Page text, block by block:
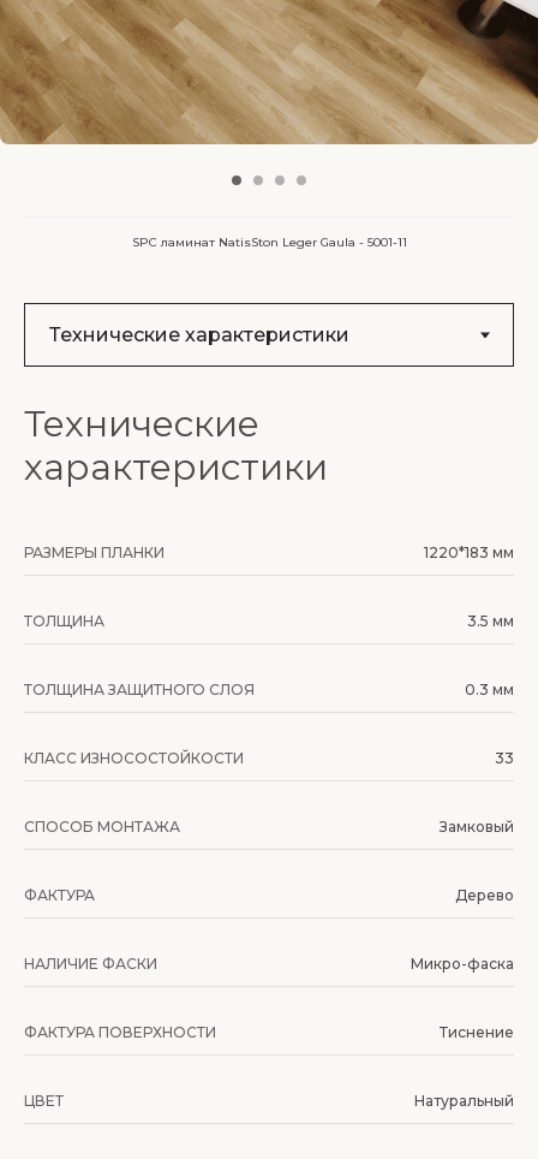
SPC ламинат NatisSton Leger Gaula - 5001-11
Технические
характеристики
РАЗМЕРЫ ПЛАНКИ 1220*183 мм
ТОЛЩИНА 3.5 мм
ТОЛЩИНА ЗАЩИТНОГО СЛОЯ 0.3 мм
КЛАСС ИЗНОСОСТОЙКОСТИ 33
СПОСОБ МОНТАЖА Замковый
ФАКТУРА Дерево
НАЛИЧИЕ ФАСКИ Микро-фаска
ФАКТУРА ПОВЕРХНОСТИ Тиснение
ЦВЕТ Натуральный